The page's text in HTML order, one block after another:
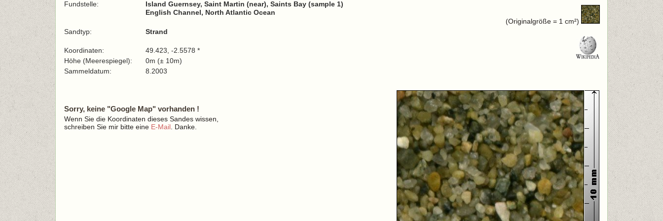
(Originalgröße = 1 cm²)
Fundstelle:
Island Guernsey, Saint Martin (near), Saints Bay (sample 1)
English Channel, North Atlantic Ocean
Sandtyp: Strand
Koordinaten:
49.423, -2.5578 *
Höhe (Meerespiegel):
0m (± 10m)
Sammeldatum:
8.2003
Sorry, keine "Google Map" vorhanden !
Wenn Sie die Koordinaten dieses Sandes wissen,
schreiben Sie mir bitte eine E-Mail . Danke.